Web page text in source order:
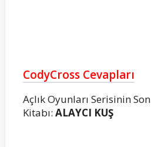
CodyCross Cevapları
Açlık Oyunları Serisinin Son
Kitabı: ALAYCI KUŞ